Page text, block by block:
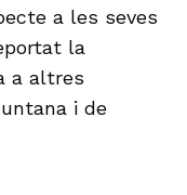
a les seves
la
a altres
i de